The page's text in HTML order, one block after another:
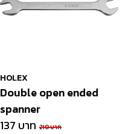
HOLEX
Double open ended
spanner
137 บาท 210 บาท